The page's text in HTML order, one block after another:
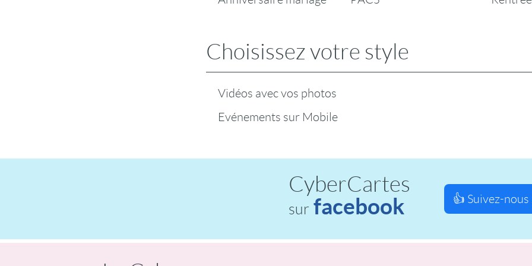
Choisissez votre style
Vidéos avec vos photos
Evénements sur Mobile
CyberCartes
sur facebook 👍 Suivez-nous